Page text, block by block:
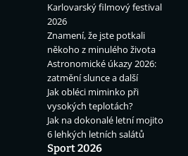
Karlovarský filmový festival
2026
Znamení, že jste potkali
někoho z minulého života
Astronomické úkazy 2026:
zatmění slunce a další
Jak obléci miminko při
vysokých teplotách?
Jak na dokonalé letní mojito
6 lehkých letních salátů
Sport 2026